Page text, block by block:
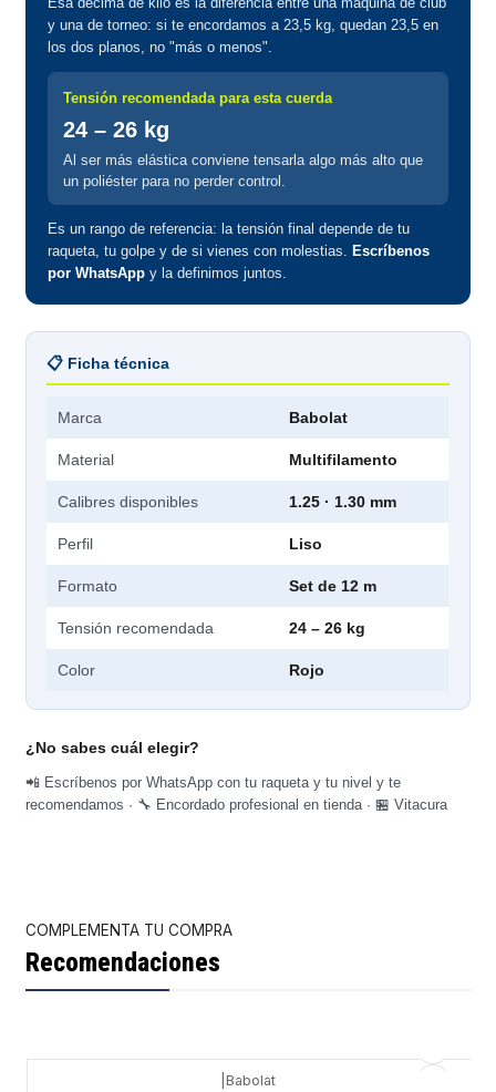
y una de torneo: si te encordamos a 23,5 kg, quedan 23,5 en
los dos planos, no "más o menos".
Tensión recomendada para esta cuerda
24 – 26 kg
Al ser más elástica conviene tensarla algo más alto que
un poliéster para no perder control.
Es un rango de referencia: la tensión final depende de tu
raqueta, tu golpe y de si vienes con molestias. Escríbenos
por WhatsApp y la definimos juntos.
📋 Ficha técnica
Marca Babolat
Material Multifilamento
Calibres disponibles 1.25 · 1.30 mm
Perfil Liso
Formato Set de 12 m
Tensión recomendada 24 – 26 kg
Color Rojo
¿No sabes cuál elegir?
📲 Escríbenos por WhatsApp con tu raqueta y tu nivel y te
recomendamos · 🔧 Encordado profesional en tienda · 🏪 Vitacura
COMPLEMENTA TU COMPRA
Recomendaciones
Babolat